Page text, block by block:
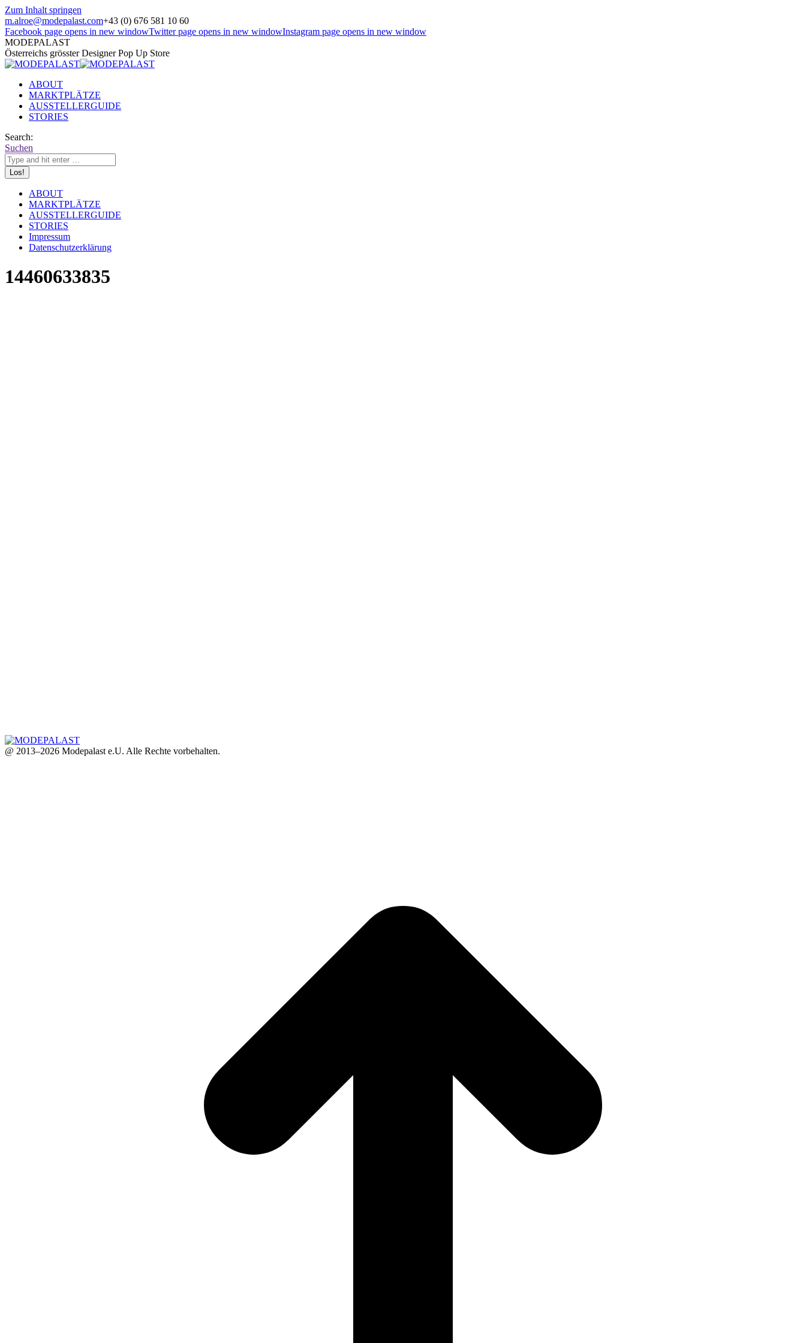
Zum Inhalt springen
m.alroe@modepalast.com+43 (0) 676 581 10 60
Facebook page opens in new windowTwitter page opens in new windowInstagram page opens in new window
MODEPALAST
Österreichs grösster Designer Pop Up Store
ABOUT
MARKTPLÄTZE
AUSSTELLERGUIDE
STORIES
Search:
Suchen
ABOUT
MARKTPLÄTZE
AUSSTELLERGUIDE
STORIES
Impressum
Datenschutzerklärung
14460633835
@ 2013–2026 Modepalast e.U. Alle Rechte vorbehalten.